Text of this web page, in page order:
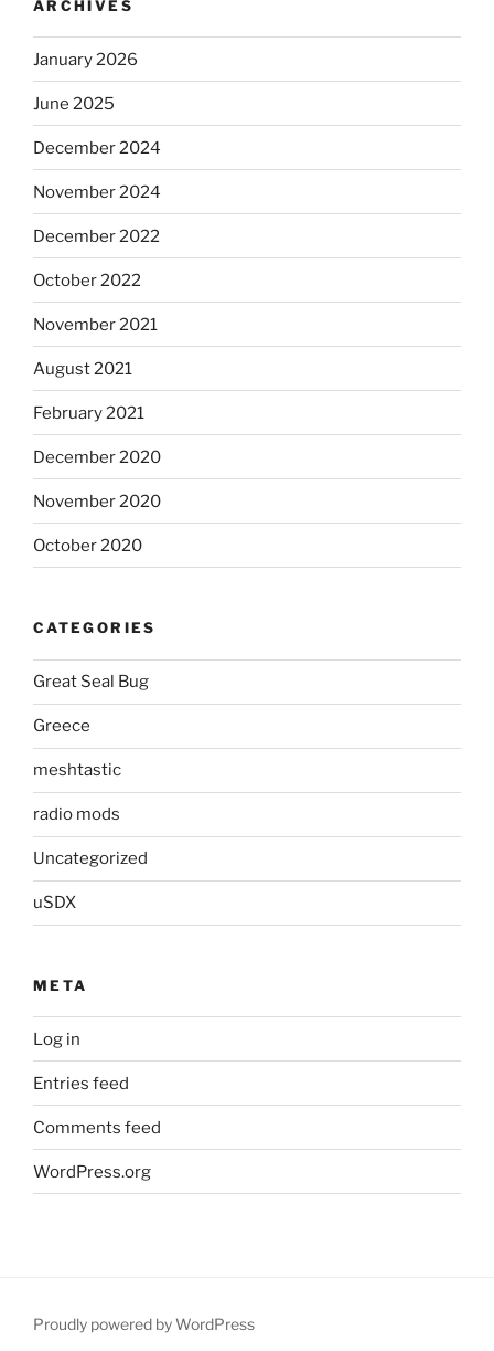
ARCHIVES
January 2026
June 2025
December 2024
November 2024
December 2022
October 2022
November 2021
August 2021
February 2021
December 2020
November 2020
October 2020
CATEGORIES
Great Seal Bug
Greece
meshtastic
radio mods
Uncategorized
uSDX
META
Log in
Entries feed
Comments feed
WordPress.org
Proudly powered by WordPress